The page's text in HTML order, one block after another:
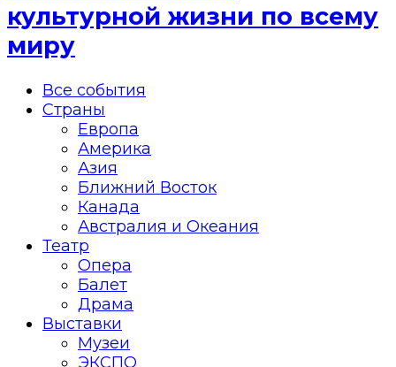
культурной жизни по всему
миру
Все события
Страны
Европа
Америка
Азия
Ближний Восток
Канада
Австралия и Океания
Театр
Опера
Балет
Драма
Выставки
Музеи
ЭКСПО